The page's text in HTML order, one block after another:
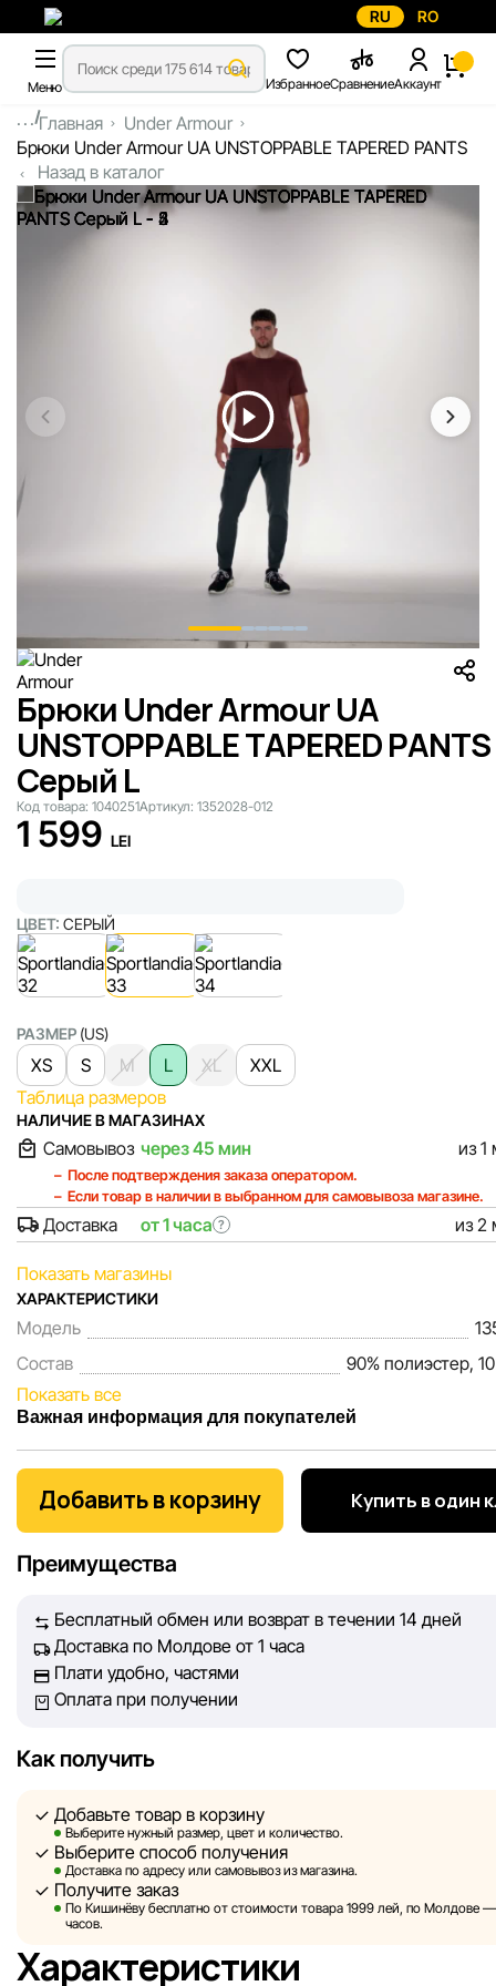
RU RO
Меню ИзбранноеСравнениеАккаунт
...Главная
Under Armour
Брюки Under Armour UA UNSTOPPABLE TAPERED PANTS
Назад в каталог
Брюки Under Armour UA
UNSTOPPABLE TAPERED PANTS
Серый L
Код товара: 1040251Артикул: 1352028-012
1 599 LEI
ЦВЕТ: СЕРЫЙ
РАЗМЕР (US)
XS S M L XL
XXL
Таблица размеров
НАЛИЧИЕ В МАГАЗИНАХ
Самовывоз через 45 мин из 1
После подтверждения заказа оператором.
Если товар в наличии в выбранном для самовывоза магазине.
Доставка от 1 часа ? из 2
Показать магазины
ХАРАКТЕРИСТИКИ
Модель
Состав
90% полиэстер,
Показать все
Важная информация для покупателей
Мы, команда сети магазинов Sportlandia, ценим доверие
покупателей. Каждый день мы работаем над тем, чтобы
информация о товарах и услугах, представленная на
обеспечить вас достоверной информацией, чтобы вы
Однако, несмотря на постоянный контроль, Sportlandia
гарантировать абсолютную точность всех данных,
сайте, ввиду возможных технических ошибок или сбоев.
сторонних ресурсах, ссылки на которые могут быть
Sportlandia оставляет за собой право в одностороннем
без предварительного уведомления вносить изменения в
характеристики и потребительские свойства товаров.
Изображения, представленные на сайте, являются
Общая информация о товарах предоставляется в
Добавить в корзину Купить в один
Преимущества
Бесплатный обмен или возврат в течении 14 дней
Доставка по Молдове от 1 часа
Плати удобно, частями
Оплата при получении
Как получить
Добавьте товар в корзину
Выберите нужный размер, цвет и количество.
Выберите способ получения
Доставка по адресу или самовывоз из магазина.
Получите заказ
По Кишинёву бесплатно от стоимости товара 1999 лей, по Молдове —
часов.
Характеристики